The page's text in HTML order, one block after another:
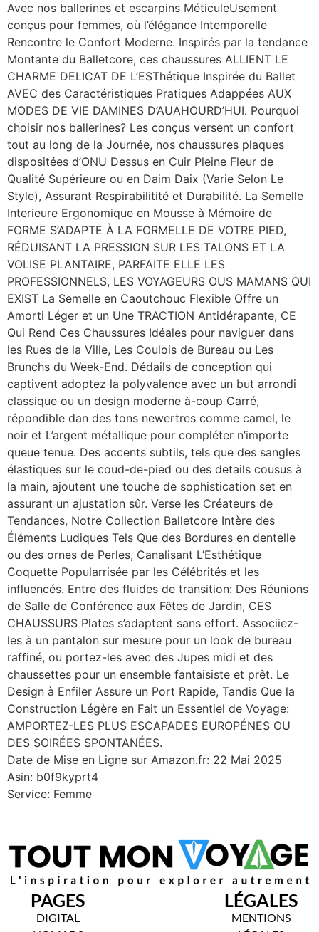
Avec nos ballerines et escarpins MéticuleUsement
conçus pour femmes, où l’élégance Intemporelle
Rencontre le Confort Moderne. Inspirés par la tendance
Montante du Balletcore, ces chaussures ALLIENT LE
CHARME DELICAT DE L’ESThétique Inspirée du Ballet
AVEC des Caractéristiques Pratiques Adappées AUX
MODES DE VIE DAMINES D’AUAHOURD’HUI. Pourquoi
choisir nos ballerines? Les conçus versent un confort
tout au long de la Journée, nos chaussures plaques
dispositées d’ONU Dessus en Cuir Pleine Fleur de
Qualité Supérieure ou en Daim Daix (Varie Selon Le
Style), Assurant Respirabilitité et Durabilité. La Semelle
Interieure Ergonomique en Mousse à Mémoire de
FORME S’ADAPTE À LA FORMELLE DE VOTRE PIED,
RÉDUISANT LA PRESSION SUR LES TALONS ET LA
VOLISE PLANTAIRE, PARFAITE ELLE LES
PROFESSIONNELS, LES VOYAGEURS OUS MAMANS QUI
EXIST La Semelle en Caoutchouc Flexible Offre un
Amorti Léger et un Une TRACTION Antidérapante, CE
Qui Rend Ces Chaussures Idéales pour naviguer dans
les Rues de la Ville, Les Coulois de Bureau ou Les
Brunchs du Week-End. Dédails de conception qui
captivent adoptez la polyvalence avec un but arrondi
classique ou un design moderne à-coup Carré,
répondible dan des tons newertres comme camel, le
noir et L’argent métallique pour compléter n’importe
queue tenue. Des accents subtils, tels que des sangles
élastiques sur le coud-de-pied ou des details cousus à
la main, ajoutent une touche de sophistication set en
assurant un ajustation sûr. Verse les Créateurs de
Tendances, Notre Collection Balletcore Intère des
Éléments Ludiques Tels Que des Bordures en dentelle
ou des ornes de Perles, Canalisant L’Esthétique
Coquette Popularrisée par les Célébrités et les
influencés. Entre des fluides de transition: Des Réunions
de Salle de Conférence aux Fêtes de Jardin, CES
CHAUSSURS Plates s’adaptent sans effort. Associiez-
les à un pantalon sur mesure pour un look de bureau
raffiné, ou portez-les avec des Jupes midi et des
chaussettes pour un ensemble fantaisiste et prêt. Le
Design à Enfiler Assure un Port Rapide, Tandis Que la
Construction Légère en Fait un Essentiel de Voyage:
AMPORTEZ-LES PLUS ESCAPADES EUROPÉNES OU
DES SOIRÉES SPONTANÉES.
Date de Mise en Ligne sur Amazon.fr: 22 Mai 2025
Asin: b0f9kyprt4
Service: Femme
PAGES
DIGITAL
LÉGALES
MENTIONS